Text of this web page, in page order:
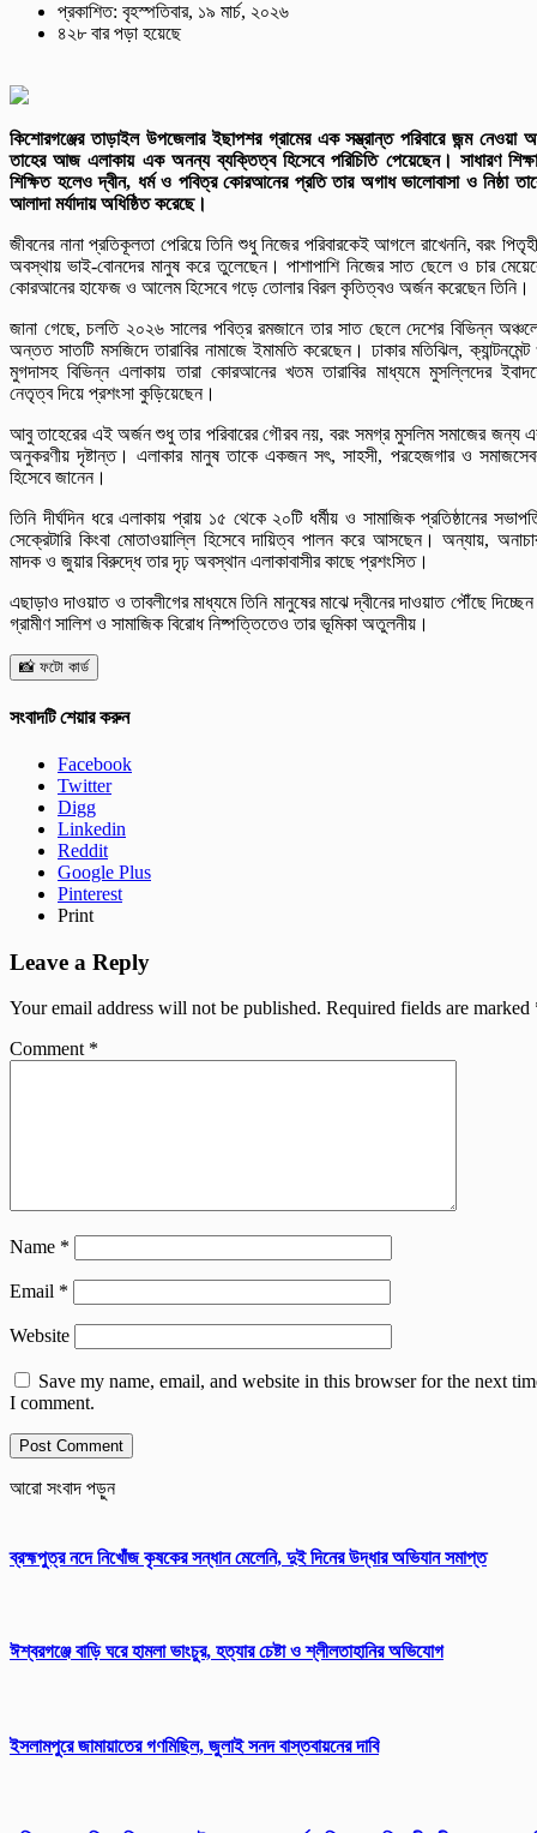
প্রকাশিত: বৃহস্পতিবার, ১৯ মার্চ, ২০২৬
৪২৮ বার পড়া হয়েছে
কিশোরগঞ্জের তাড়াইল উপজেলার ইছাপশর গ্রামের এক সম্ভ্রান্ত পরিবারে জন্ম নেওয়া
তাহের আজ এলাকায় এক অনন্য ব্যক্তিত্ব হিসেবে পরিচিতি পেয়েছেন। সাধারণ
শিক্ষিত হলেও দ্বীন, ধর্ম ও পবিত্র কোরআনের প্রতি তার অগাধ ভালোবাসা ও নিষ্ঠা
আলাদা মর্যাদায় অধিষ্ঠিত করেছে।
জীবনের নানা প্রতিকূলতা পেরিয়ে তিনি শুধু নিজের পরিবারকেই আগলে রাখেননি, বরং
অবস্থায় ভাই-বোনদের মানুষ করে তুলেছেন। পাশাপাশি নিজের সাত ছেলে ও চার
কোরআনের হাফেজ ও আলেম হিসেবে গড়ে তোলার বিরল কৃতিত্বও অর্জন করেছেন তিনি।
জানা গেছে, চলতি ২০২৬ সালের পবিত্র রমজানে তার সাত ছেলে দেশের বিভিন্ন
অন্তত সাতটি মসজিদে তারাবির নামাজে ইমামতি করেছেন। ঢাকার মতিঝিল,
মুগদাসহ বিভিন্ন এলাকায় তারা কোরআনের খতম তারাবির মাধ্যমে মুসল্লিদের
নেতৃত্ব দিয়ে প্রশংসা কুড়িয়েছেন।
আবু তাহেরের এই অর্জন শুধু তার পরিবারের গৌরব নয়, বরং সমগ্র মুসলিম সমাজের জন্য
অনুকরণীয় দৃষ্টান্ত। এলাকার মানুষ তাকে একজন সৎ, সাহসী, পরহেজগার ও
হিসেবে জানেন।
তিনি দীর্ঘদিন ধরে এলাকায় প্রায় ১৫ থেকে ২০টি ধর্মীয় ও সামাজিক প্রতিষ্ঠানের
সেক্রেটারি কিংবা মোতাওয়াল্লি হিসেবে দায়িত্ব পালন করে আসছেন। অন্যায়,
মাদক ও জুয়ার বিরুদ্ধে তার দৃঢ় অবস্থান এলাকাবাসীর কাছে প্রশংসিত।
এছাড়াও দাওয়াত ও তাবলীগের মাধ্যমে তিনি মানুষের মাঝে দ্বীনের দাওয়াত পৌঁছে
গ্রামীণ সালিশ ও সামাজিক বিরোধ নিষ্পত্তিতেও তার ভূমিকা অতুলনীয়।
📸 ফটো কার্ড
সংবাদটি শেয়ার করুন
Facebook
Twitter
Digg
Linkedin
Reddit
Google Plus
Pinterest
Print
Leave a Reply
Your email address will not be published. Required fields are marked
Comment *
Name *
Email *
Website
Save my name, email, and website in this browser for the next
I comment.
আরো সংবাদ পড়ুন
ব্রহ্মপুত্র নদে নিখোঁজ কৃষকের সন্ধান মেলেনি, দুই দিনের উদ্ধার অভিযান সমাপ্ত
ঈশ্বরগঞ্জে বাড়ি ঘরে হামলা ভাংচুর, হত্যার চেষ্টা ও শ্লীলতাহানির অভিযোগ
ইসলামপুরে জামায়াতের গণমিছিল, জুলাই সনদ বাস্তবায়নের দাবি